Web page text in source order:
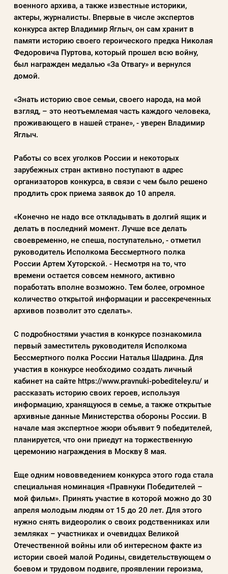
военного архива, а также известные историки,
актеры, журналисты. Впервые в числе экспертов
конкурса актер Владимир Яглыч, он сам хранит в
памяти историю своего героического предка Николая
Федоровича Пуртова, который прошел всю войну,
был награжден медалью «За Отвагу» и вернулся
домой.
«Знать историю свое семьи, своего народа, на мой
взгляд, – это неотъемлемая часть каждого человека,
проживающего в нашей стране», - уверен Владимир
Яглыч.
Работы со всех уголков России и некоторых
зарубежных стран активно поступают в адрес
организаторов конкурса, в связи с чем было решено
продлить срок приема заявок до 10 апреля.
«Конечно не надо все откладывать в долгий ящик и
делать в последний момент. Лучше все делать
своевременно, не спеша, поступательно, - отметил
руководитель Исполкома Бессмертного полка
России Артем Хуторской. - Несмотря на то, что
времени остается совсем немного, активно
поработать вполне возможно. Тем более, огромное
количество открытой информации и рассекреченных
архивов позволит это сделать».
С подробностями участия в конкурсе познакомила
первый заместитель руководителя Исполкома
Бессмертного полка России Наталья Шадрина. Для
участия в конкурсе необходимо создать личный
кабинет на сайтеhttps://www.pravnuki-pobediteley.ru/ и
рассказать историю своих героев, используя
информацию, хранящуюся в семье, а также открытые
архивные данные Министерства обороны России. В
начале мая экспертное жюри объявит 9 победителей,
планируется, что они приедут на торжественную
церемонию награждения в Москву 8 мая.
Еще одним нововведением конкурса этого года стала
специальная номинация «Правнуки Победителей –
мой фильм». Принять участие в которой можно до 30
апреля молодым людям от 15 до 20 лет. Для этого
нужно снять видеоролик о своих родственниках или
земляках – участниках и очевидцах Великой
Отечественной войны или об интересном факте из
истории своей малой Родины, свидетельствующем о
боевом и трудовом подвиге, проявлении героизма,